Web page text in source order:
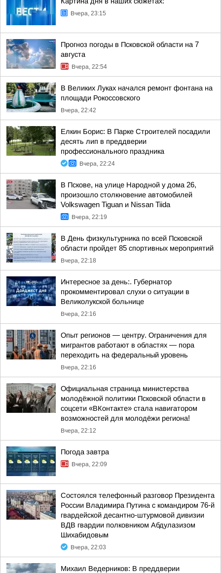
Вчера, 23:15
Прогноз погоды в Псковской области на 7
августа
Вчера, 22:54
В Великих Луках начался ремонт фонтана на
площади Рокоссовского
Вчера, 22:42
Елкин Борис: В Парке Строителей посадили
десять лип в преддверии
профессионального праздника
Вчера, 22:24
В Пскове, на улице Народной у дома 26,
произошло столкновение автомобилей
Volkswagen Tiguan и Nissan Tiida
Вчера, 22:19
В День физкультурника по всей Псковской
области пройдет 85 спортивных мероприятий
Вчера, 22:18
Интересное за день:. Губернатор
прокомментировал слухи о ситуации в
Великолукской больнице
Вчера, 22:16
Опыт регионов — центру. Ограничения для
мигрантов работают в областях — пора
переходить на федеральный уровень
Вчера, 22:16
Официальная страница министерства
молодёжной политики Псковской области в
соцсети «ВКонтакте» стала навигатором
возможностей для молодёжи региона!
Вчера, 22:12
Погода завтра
Вчера, 22:09
Состоялся телефонный разговор Президента
России Владимира Путина с командиром 76-й
гвардейской десантно-штурмовой дивизии
ВДВ гвардии полковником Абдулазизом
Шихабидовым
Вчера, 22:03
Михаил Ведерников: В преддверии